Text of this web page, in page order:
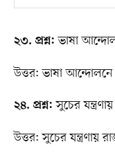
২৩. প্রশ্ন: ভাষা
উত্তর: ভাষা
২৪. প্রশ্ন: সুচের
উত্তর: সুচের যন্ত্রণায়